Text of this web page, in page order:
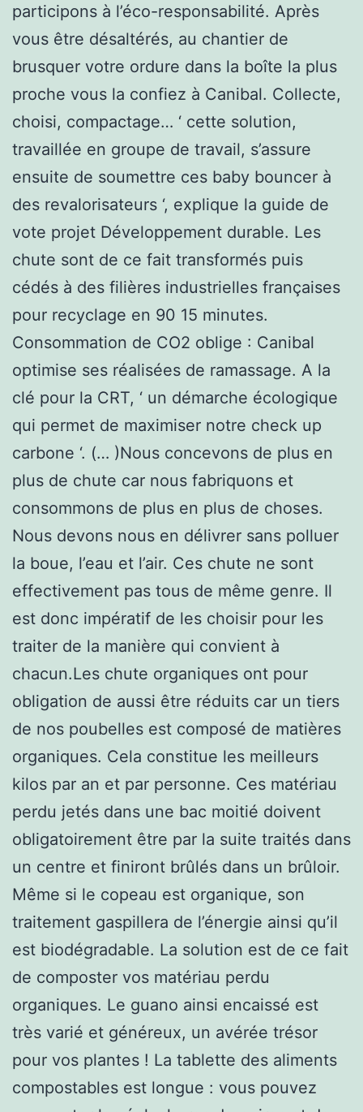
participons à l’éco-responsabilité. Après
vous être désaltérés, au chantier de
brusquer votre ordure dans la boîte la plus
proche vous la confiez à Canibal. Collecte,
choisi, compactage… ‘ cette solution,
travaillée en groupe de travail, s’assure
ensuite de soumettre ces baby bouncer à
des revalorisateurs ‘, explique la guide de
vote projet Développement durable. Les
chute sont de ce fait transformés puis
cédés à des filières industrielles françaises
pour recyclage en 90 15 minutes.
Consommation de CO2 oblige : Canibal
optimise ses réalisées de ramassage. A la
clé pour la CRT, ‘ un démarche écologique
qui permet de maximiser notre check up
carbone ‘. (… )Nous concevons de plus en
plus de chute car nous fabriquons et
consommons de plus en plus de choses.
Nous devons nous en délivrer sans polluer
la boue, l’eau et l’air. Ces chute ne sont
effectivement pas tous de même genre. Il
est donc impératif de les choisir pour les
traiter de la manière qui convient à
chacun.Les chute organiques ont pour
obligation de aussi être réduits car un tiers
de nos poubelles est composé de matières
organiques. Cela constitue les meilleurs
kilos par an et par personne. Ces matériau
perdu jetés dans une bac moitié doivent
obligatoirement être par la suite traités dans
un centre et finiront brûlés dans un brûloir.
Même si le copeau est organique, son
traitement gaspillera de l’énergie ainsi qu’il
est biodégradable. La solution est de ce fait
de composter vos matériau perdu
organiques. Le guano ainsi encaissé est
très varié et généreux, un avérée trésor
pour vos plantes ! La tablette des aliments
compostables est longue : vous pouvez